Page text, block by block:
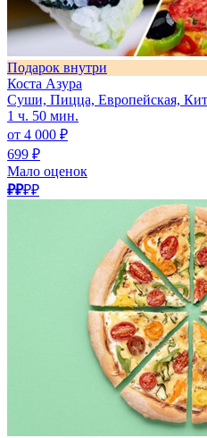
Подарок внутри
Коста Азура
Суши, Пицца, Европейская,
1 ч. 50 мин.
от 4 000 ₽
699 ₽
Мало оценок
₽₽₽₽